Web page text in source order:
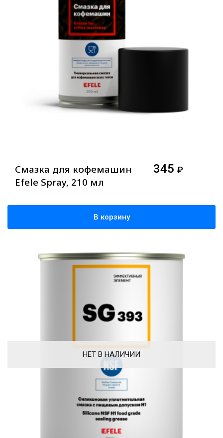
Смазка для кофемашин
Efele Spray, 210 мл
345 ₽
В корзину
НЕТ В НАЛИЧИИ